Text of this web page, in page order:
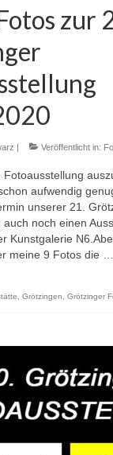
zur
| Veröffentlicht in:
Fotoausstellung
aufwendig
unserer 21.
noch einen
Kunstgalerie
meine 9 Fotos die …
Grötzingen Grötzinger